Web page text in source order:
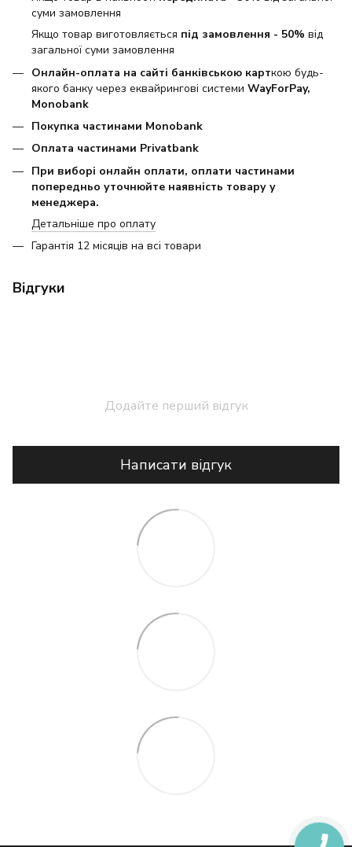
суми замовлення
Якщо товар виготовляється під замовлення - 50% від
загальної суми замовлення
Онлайн-оплата на сайті банківською карткою будь-
якого банку через еквайрингові системи WayForPay,
Monobank
Покупка частинами Monobank
Оплата частинами Privatbank
При виборі онлайн оплати, оплати частинами
попередньо уточнюйте наявність товару у
менеджера.
Детальніше про оплату
Гарантія 12 місяців на всі товари
Відгуки
Додайте перший відгук
Написати відгук